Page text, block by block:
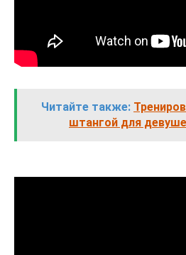
Читайте также:
штангой для